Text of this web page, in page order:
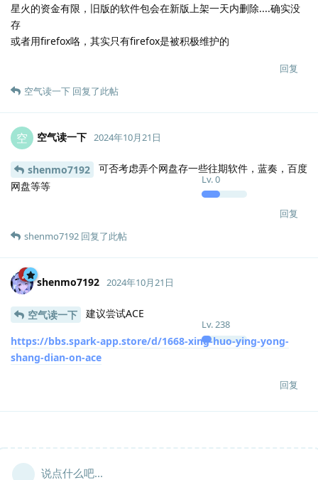
星火的资金有限，旧版的软件包会在新版上架一天内删除....确实没
存
或者用firefox咯，其实只有firefox是被积极维护的
回复
空气读一下 回复了此帖
空 空气读一下
Lv.0
2024年10月21日
shenmo7192
可否考虑弄个网盘存一些往期软件，蓝奏，百度
网盘等等
回复
shenmo7192 回复了此帖
shenmo7192
Lv.238
2024年10月21日
空气读一下 建议尝试ACE
https://bbs.spark-app.store/d/1668-xing-huo-ying-yong-
shang-dian-on-ace
回复
说点什么吧...